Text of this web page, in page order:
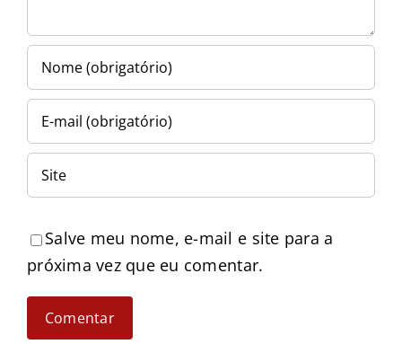
Salve meu nome, e-mail e site para a
próxima vez que eu comentar.